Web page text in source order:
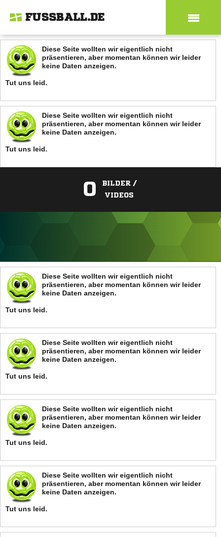
FUSSBALL.DE
Diese Seite wollten wir eigentlich nicht
präsentieren, aber momentan können wir leider
keine Daten anzeigen.
Tut uns leid.
Diese Seite wollten wir eigentlich nicht
präsentieren, aber momentan können wir leider
keine Daten anzeigen.
Tut uns leid.
0
BILDER /
VIDEOS
ANZEIGE
Diese Seite wollten wir eigentlich nicht
präsentieren, aber momentan können wir leider
keine Daten anzeigen.
Tut uns leid.
Diese Seite wollten wir eigentlich nicht
präsentieren, aber momentan können wir leider
keine Daten anzeigen.
Tut uns leid.
Diese Seite wollten wir eigentlich nicht
präsentieren, aber momentan können wir leider
keine Daten anzeigen.
Tut uns leid.
Diese Seite wollten wir eigentlich nicht
präsentieren, aber momentan können wir leider
keine Daten anzeigen.
Tut uns leid.